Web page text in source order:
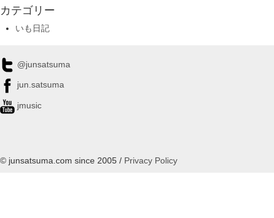
カテゴリー
いも日記
@junsatsuma
jun.satsuma
jmusic
© junsatsuma.com since 2005 / Privacy Policy